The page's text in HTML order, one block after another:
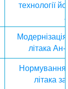
технології
літака
Нормування
літака